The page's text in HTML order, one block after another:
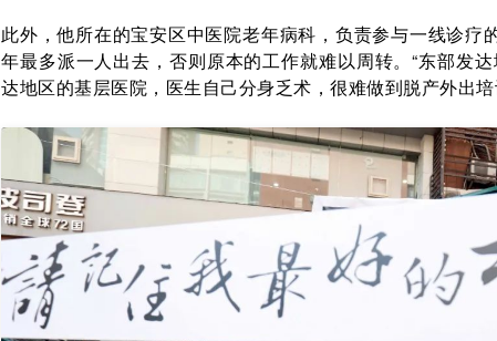
此外，他所在的宝安区中医院老年病科，负责参与一线诊疗
年最多派一人出去，否则原本的工作就难以周转。“东部发
达地区的基层医院，医生自己分身乏术，很难做到脱产外出培